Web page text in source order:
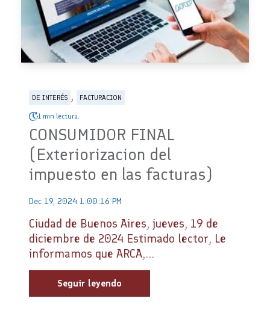
DE INTERÉS , FACTURACION
1 min lectura.
CONSUMIDOR FINAL
(Exteriorizacion del
impuesto en las facturas)
Dec 19, 2024 1:00:16 PM
Ciudad de Buenos Aires, jueves, 19 de
diciembre de 2024 Estimado lector, Le
informamos que ARCA,...
Seguir leyendo